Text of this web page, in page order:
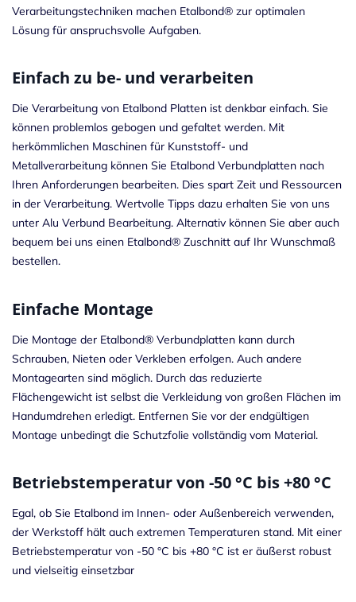
Verarbeitungstechniken machen Etalbond® zur optimalen
Lösung für anspruchsvolle Aufgaben.
Einfach zu be- und verarbeiten
Die Verarbeitung von Etalbond Platten ist denkbar einfach. Sie
können problemlos gebogen und gefaltet werden. Mit
herkömmlichen Maschinen für Kunststoff- und
Metallverarbeitung können Sie Etalbond Verbundplatten nach
Ihren Anforderungen bearbeiten. Dies spart Zeit und Ressourcen
in der Verarbeitung. Wertvolle Tipps dazu erhalten Sie von uns
unter Alu Verbund Bearbeitung. Alternativ können Sie aber auch
bequem bei uns einen Etalbond® Zuschnitt auf Ihr Wunschmaß
bestellen.
Einfache Montage
Die Montage der Etalbond® Verbundplatten kann durch
Schrauben, Nieten oder Verkleben erfolgen. Auch andere
Montagearten sind möglich. Durch das reduzierte
Flächengewicht ist selbst die Verkleidung von großen Flächen im
Handumdrehen erledigt. Entfernen Sie vor der endgültigen
Montage unbedingt die Schutzfolie vollständig vom Material.
Betriebstemperatur von -50 °C bis +80 °C
Egal, ob Sie Etalbond im Innen- oder Außenbereich verwenden,
der Werkstoff hält auch extremen Temperaturen stand. Mit einer
Betriebstemperatur von -50 °C bis +80 °C ist er äußerst robust
und vielseitig einsetzbar